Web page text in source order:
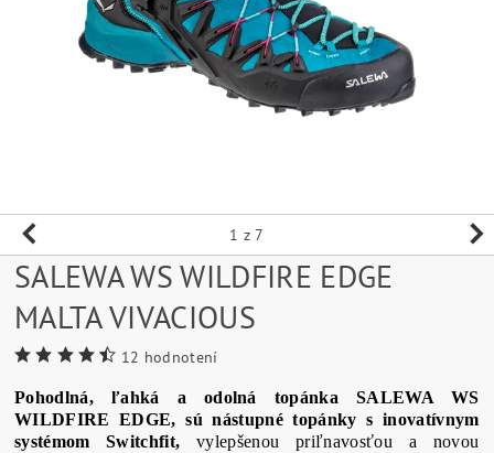
1 z 7
SALEWA WS WILDFIRE EDGE
MALTA VIVACIOUS
12 hodnotení
Pohodlná, ľahká a odolná topánka SALEWA WS
WILDFIRE EDGE, sú nástupné topánky s inovatívnym
systémom Switchfit, vylepšenou priľnavosťou a novou